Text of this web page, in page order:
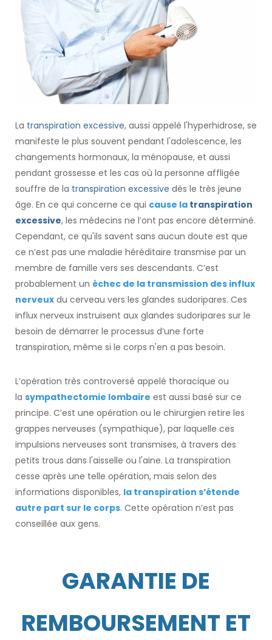
La transpiration excessive, aussi appelé l'hyperhidrose, se
manifeste le plus souvent pendant l'adolescence, les
changements hormonaux, la ménopause, et aussi
pendant grossesse et les cas où la personne affligée
souffre de la transpiration excessive dès le très jeune
âge. En ce qui concerne ce qui cause la transpiration
excessive, les médecins ne l’ont pas encore déterminé.
Cependant, ce qu'ils savent sans aucun doute est que
ce n’est pas une maladie héréditaire transmise par un
membre de famille vers ses descendants. C’est
probablement un échec de la transmission des influx
nerveux du cerveau vers les glandes sudoripares. Ces
influx nerveux instruisent aux glandes sudoripares sur le
besoin de démarrer le processus d’une forte
transpiration, même si le corps n'en a pas besoin.
L’opération très controversé appelé thoracique ou
la sympathectomie lombaire est aussi basé sur ce
principe. C’est une opération ou le chirurgien retire les
grappes nerveuses (sympathique), par laquelle ces
impulsions nerveuses sont transmises, à travers des
petits trous dans l'aisselle ou l'aine. La transpiration
cesse après une telle opération, mais selon des
informations disponibles, la transpiration s’étende
autre part sur le corps. Cette opération n’est pas
conseillée aux gens.
GARANTIE DE
REMBOURSEMENT ET